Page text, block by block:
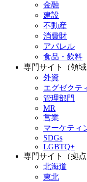
金融
建設
不動産
消費財
アパレル
食品・飲料
専門サイト（領域
外資
エグゼクテ
管理部門
MR
営業
マーケティ
SDGs
LGBTQ+
専門サイト（拠点
北海道
東北